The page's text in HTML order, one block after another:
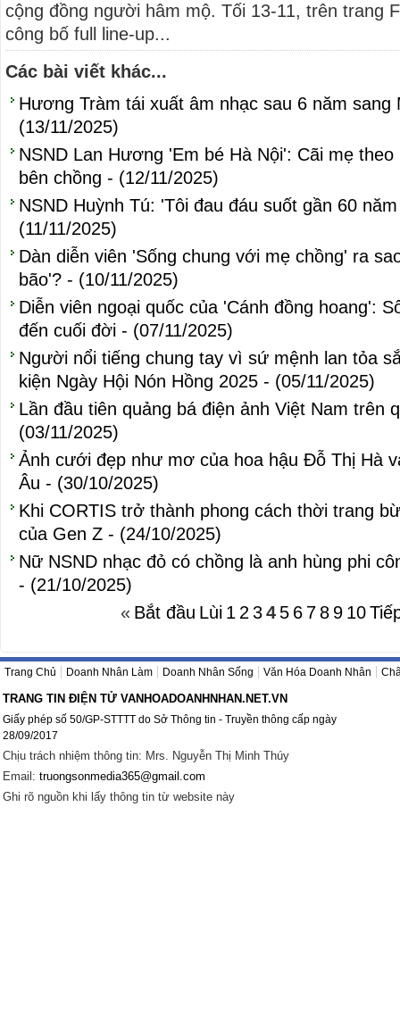
cộng đồng người hâm mộ. Tối 13-11, trên trang
công bố full line-up...
Các bài viết khác...
Hương Tràm tái xuất âm nhạc sau 6 năm sang
(13/11/2025)
NSND Lan Hương 'Em bé Hà Nội': Cãi mẹ
bên chồng - (12/11/2025)
NSND Huỳnh Tú: 'Tôi đau đáu suốt gần 60
(11/11/2025)
Dàn diễn viên 'Sống chung với mẹ chồng' ra
bão'? - (10/11/2025)
Diễn viên ngoại quốc của 'Cánh đồng hoang':
đến cuối đời - (07/11/2025)
Người nổi tiếng chung tay vì sứ mệnh lan tỏa
kiện Ngày Hội Nón Hồng 2025 - (05/11/2025)
Lần đầu tiên quảng bá điện ảnh Việt Nam trên
(03/11/2025)
Ảnh cưới đẹp như mơ của hoa hậu Đỗ Thị Hà
Âu - (30/10/2025)
Khi CORTIS trở thành phong cách thời trang
của Gen Z - (24/10/2025)
Nữ NSND nhạc đỏ có chồng là anh hùng phi
- (21/10/2025)
« Bắt đầu Lùi 1 2 34 5 6 7 8 9 10
Trang Chủ Doanh Nhân Làm Doanh Nhân Sống Văn Hóa Doanh Nhân
TRANG TIN ĐIỆN TỬ VANHOADOANHNHAN.NET.VN
Giấy phép số 50/GP-STTTT do Sở Thông tin - Truyền thông cấp ngày
28/09/2017
Chịu trách nhiệm thông tin: Mrs. Nguyễn Thị Minh Thúy
Email: truongsonmedia365@gmail.com
Ghi rõ nguồn khi lấy thông tin từ website này